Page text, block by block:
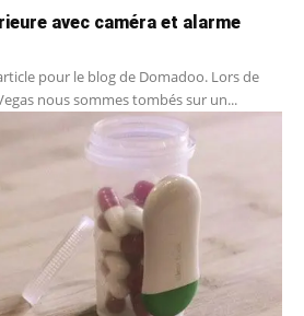
avec caméra et alarme
pour le blog de Domadoo. Lors de
nous sommes tombés sur un...